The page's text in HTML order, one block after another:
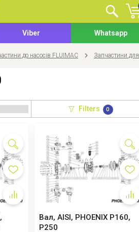
Viber Whatsapp
до насосів FLUIMAC Запчастини
Filters 0
Вал, AISI, PHOENIX P160,
P250